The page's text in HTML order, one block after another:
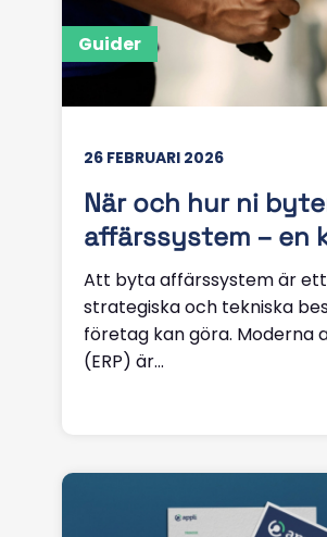
Guider
26 FEBRUARI 2026
När och hur ni
affärssystem – en
Att byta affärssystem är
strategiska och tekniska
företag kan göra. Moderna
(ERP) är...